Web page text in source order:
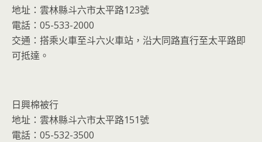
地址：雲林縣斗六市太平路123號
電話：05-533-2000
交通：搭乘火車至斗六火車站，沿大同路直行至太平路即
可抵達。
日興棉被行
地址：雲林縣斗六市太平路151號
電話：05-532-3500